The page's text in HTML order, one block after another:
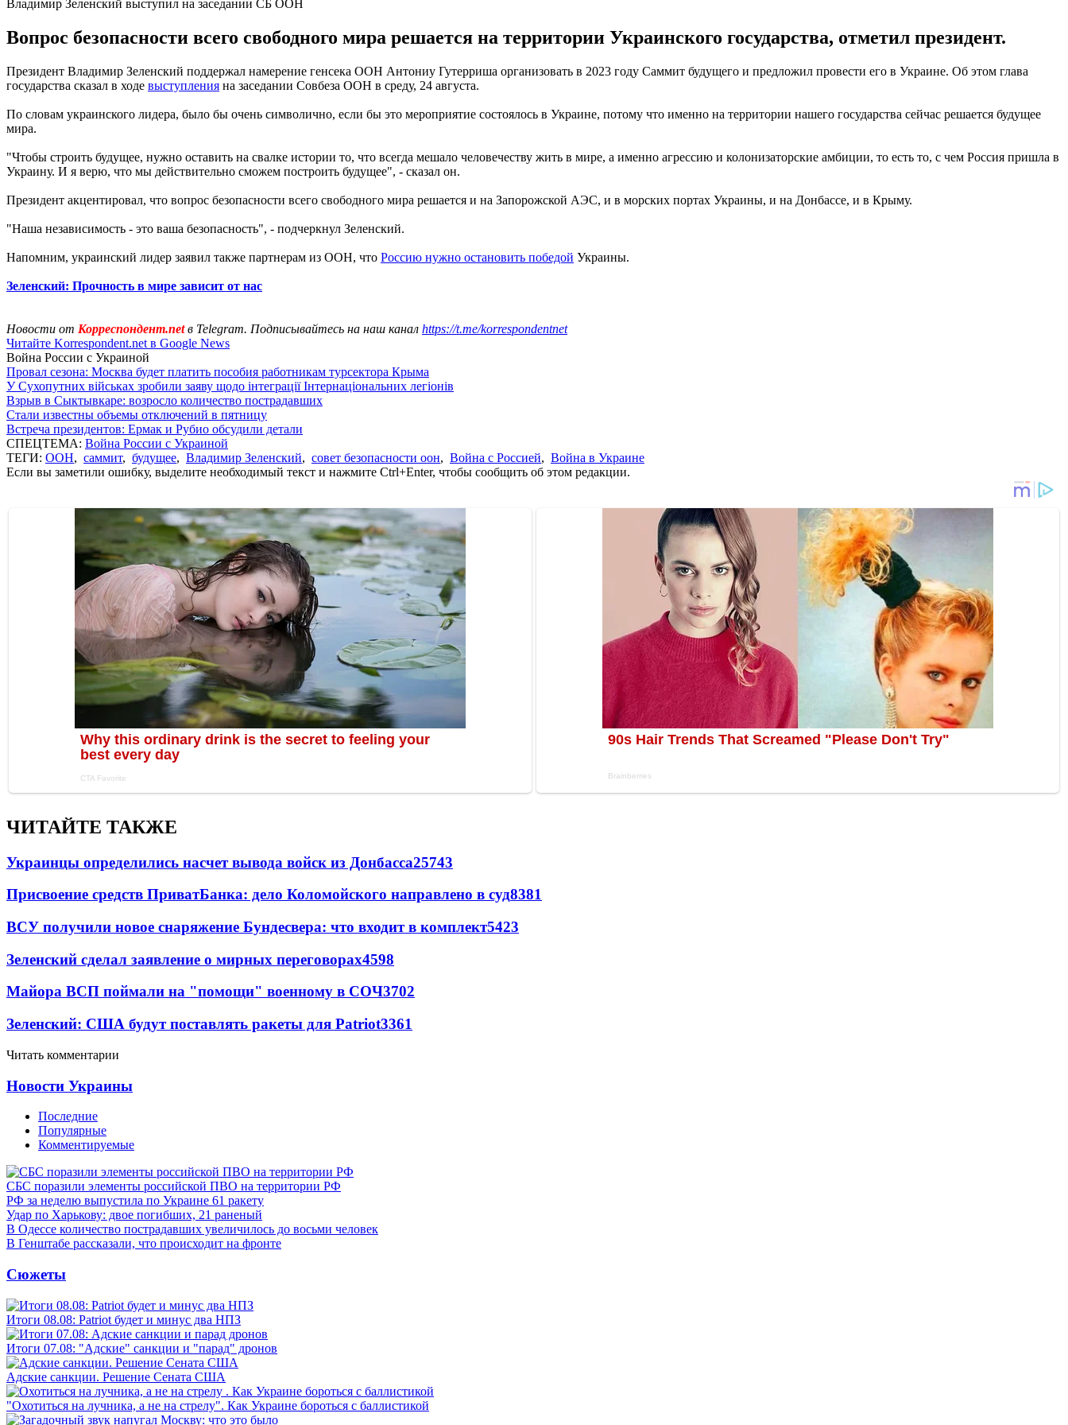
Владимир Зеленский выступил на заседании СБ ООН
Вопрос безопасности всего свободного мира решается на территории Украинского государства, отметил президент.
Президент Владимир Зеленский поддержал намерение генсека ООН Антониу Гутерриша организовать в 2023 году Саммит будущего и предложил провести его в Украине. Об этом глава
государства сказал в ходе выступления на заседании Совбеза ООН в среду, 24 августа.
По словам украинского лидера, было бы очень символично, если бы это мероприятие состоялось в Украине, потому что именно на территории нашего государства сейчас решается будущее
мира.
"Чтобы строить будущее, нужно оставить на свалке истории то, что всегда мешало человечеству жить в мире, а именно агрессию и колонизаторские амбиции, то есть то, с чем Россия пришла в
Украину. И я верю, что мы действительно сможем построить будущее", - сказал он.
Президент акцентировал, что вопрос безопасности всего свободного мира решается и на Запорожской АЭС, и в морских портах Украины, и на Донбассе, и в Крыму.
"Наша независимость - это ваша безопасность", - подчеркнул Зеленский.
Напомним, украинский лидер заявил также партнерам из ООН, что Россию нужно остановить победой Украины.
Зеленский: Прочность в мире зависит от нас
Новости от Корреспондент.netв Telegram. Подписывайтесь на наш канал https://t.me/korrespondentnet
Читайте Korrespondent.net в Google News
Война России с Украиной
Провал сезона: Москва будет платить пособия работникам турсектора Крыма
У Сухопутних військах зробили заяву щодо інтеграції Інтернаціональних легіонів
Взрыв в Сыктывкаре: возросло количество пострадавших
Стали известны объемы отключений в пятницу
Встреча президентов: Ермак и Рубио обсудили детали
СПЕЦТЕМА: Война России с Украиной
ТЕГИ: ООН, саммит, будущее, Владимир Зеленский, совет безопасности оон, Война с Россией, Война в Украине
Если вы заметили ошибку, выделите необходимый текст и нажмите Ctrl+Enter, чтобы сообщить об этом редакции.
ЧИТАЙТЕ ТАКЖЕ
Украинцы определились насчет вывода войск из Донбасса25743
Присвоение средств ПриватБанка: дело Коломойского направлено в суд8381
ВСУ получили новое снаряжение Бундесвера: что входит в комплект5423
Зеленский сделал заявление о мирных переговорах4598
Майора ВСП поймали на "помощи" военному в СОЧ3702
Зеленский: США будут поставлять ракеты для Patriot3361
Читать комментарии
Новости Украины
Последние
Популярные
Комментируемые
СБС поразили элементы российской ПВО на территории РФ
РФ за неделю выпустила по Украине 61 ракету
Удар по Харькову: двое погибших, 21 раненый
В Одессе количество пострадавших увеличилось до восьми человек
В Генштабе рассказали, что происходит на фронте
Сюжеты
Итоги 08.08: Patriot будет и минус два НПЗ
Итоги 07.08: "Адские" санкции и "парад" дронов
Адские санкции. Решение Сената США
"Охотиться на лучника, а не на стрелу". Как Украине бороться с баллистикой